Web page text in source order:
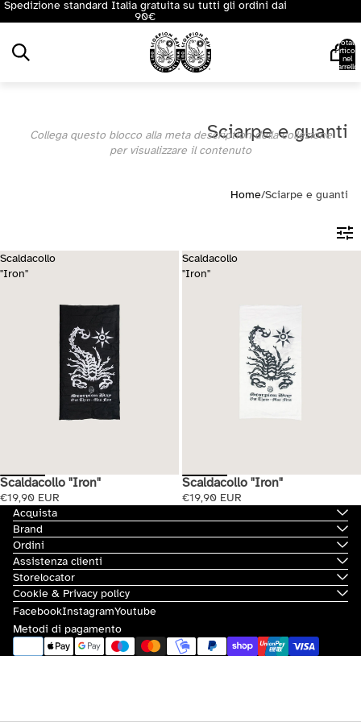
Spedizione standard Italia gratuita su tutti gli ordini dai
90€
Totale
articoli
nel
carrello:
Sciarpe e guanti
Collega questo blocco alla meta description della collezione
per visualizzare il contenuto
Home/Sciarpe e guanti
Scaldacollo
"Iron"
Scaldacollo "Iron"
€19,90 EUR
Scaldacollo
"Iron"
Scaldacollo "Iron"
€19,90 EUR
Acquista
Brand
Ordini
Assistenza clienti
Storelocator
Cookie & Privacy policy
FacebookInstagramYoutube
Metodi di pagamento